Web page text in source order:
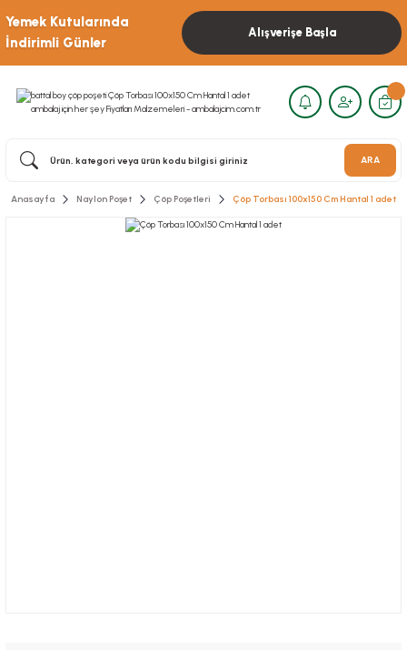
Yemek Kutularında
İndirimli Günler
Alışverişe Başla
ARA
Anasayfa Naylon Poşet Çöp Poşetleri Çöp Torbası 100x150 Cm Hantal 1 adet